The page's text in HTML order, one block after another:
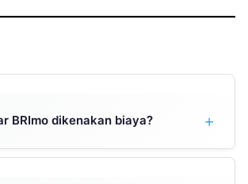
BRImo dikenakan biaya?
sepenuhnya gratis tanpa biaya
hanya koneksi internet untuk